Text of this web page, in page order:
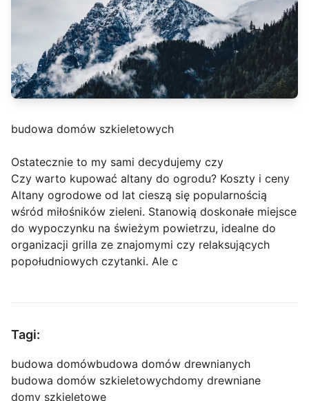
budowa domów szkieletowych
Ostatecznie to my sami decydujemy czy
Czy warto kupować altany do ogrodu? Koszty i ceny
Altany ogrodowe od lat cieszą się popularnością
wśród miłośników zieleni. Stanowią doskonałe miejsce
do wypoczynku na świeżym powietrzu, idealne do
organizacji grilla ze znajomymi czy relaksujących
popołudniowych czytanki. Ale c
Tagi:
budowa domówbudowa domów drewnianych
budowa domów szkieletowychdomy drewniane
domy szkieletowe